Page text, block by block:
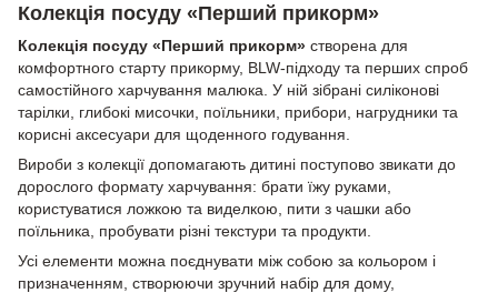
Колекція посуду «Перший прикорм»
Колекція посуду «Перший прикорм» створена для
комфортного старту прикорму, BLW-підходу та перших спроб
самостійного харчування малюка. У ній зібрані силіконові
тарілки, глибокі мисочки, поїльники, прибори, нагрудники та
корисні аксесуари для щоденного годування.
Вироби з колекції допомагають дитині поступово звикати до
дорослого формату харчування: брати їжу руками,
користуватися ложкою та виделкою, пити з чашки або
поїльника, пробувати різні текстури та продукти.
Усі елементи можна поєднувати між собою за кольором і
призначенням, створюючи зручний набір для дому,